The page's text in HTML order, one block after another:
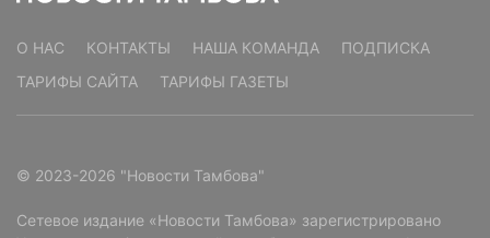
О НАС КОНТАКТЫ НАША КОМАНДА
ПОДПИСКА
ТАРИФЫ САЙТА
ТАРИФЫ ГАЗЕТЫ
© 2023-2026 "Новости Тамбова"
Сетевое издание «Новости Тамбова» зарегистрировано